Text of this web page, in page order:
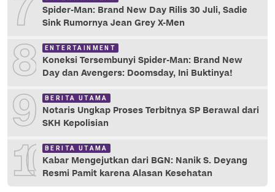
7
Spider-Man: Brand New Day Rilis 30 Juli, Sadie
Sink Rumornya Jean Grey X-Men
8 ENTERTAINMENT
Koneksi Tersembunyi Spider-Man: Brand New
Day dan Avengers: Doomsday, Ini Buktinya!
9 BERITA UTAMA
Notaris Ungkap Proses Terbitnya SP Berawal dari
SKH Kepolisian
10 BERITA UTAMA
Kabar Mengejutkan dari BGN: Nanik S. Deyang
Resmi Pamit karena Alasan Kesehatan